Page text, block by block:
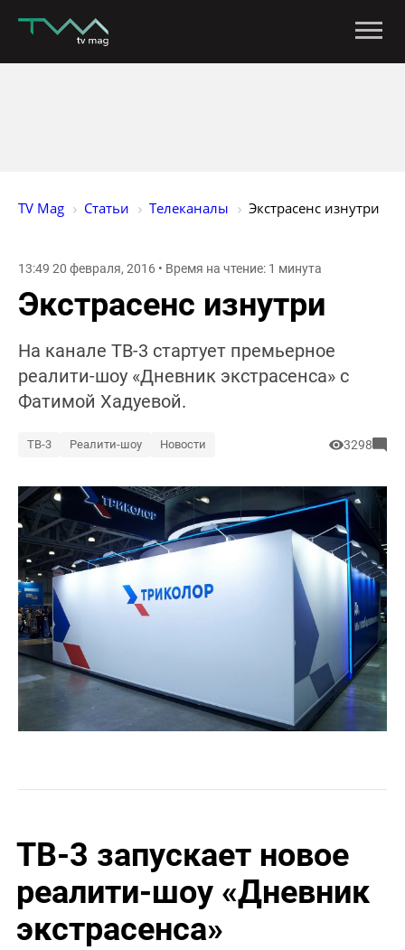
TV Mag Статьи Телеканалы Экстрасенс изнутри
13:49 20 февраля, 2016 • Время на чтение: 1 минута
Экстрасенс изнутри
На канале ТВ-3 стартует премьерное
реалити-шоу «Дневник экстрасенса» с
Фатимой Хадуевой.
ТВ-3 Реалити-шоу Новости 3298
ТВ-3 запускает новое
реалити-шоу «Дневник
экстрасенса»